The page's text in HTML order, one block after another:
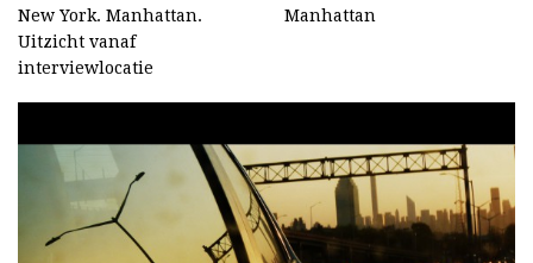
New York. Manhattan.
Uitzicht vanaf
interviewlocatie
Manhattan